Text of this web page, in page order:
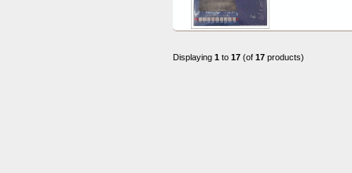
Displaying 1 to 17 (of 17 products)